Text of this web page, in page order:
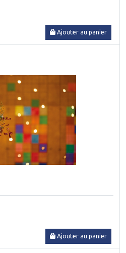
Ajouter au panier
Ajouter au panier